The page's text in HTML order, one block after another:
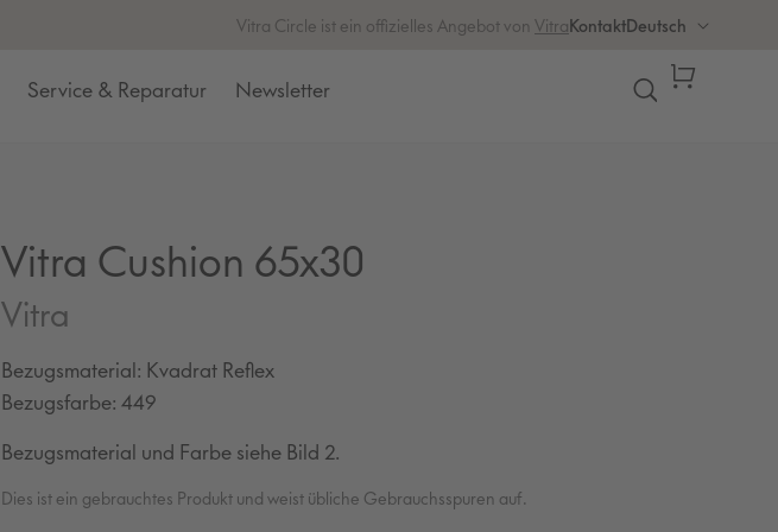
Vitra Circle ist ein offizielles Angebot von VitraKontaktS
r
Deutsch
Service & Reparatur Newsletter Warenkorb
Vitra Cushion 65x30
Vitra
Bezugsmaterial: Kvadrat Reflex
Bezugsfarbe: 449
Bezugsmaterial und Farbe siehe Bild 2.
Dies ist ein gebrauchtes Produkt und weist übliche Gebrauchsspuren auf.